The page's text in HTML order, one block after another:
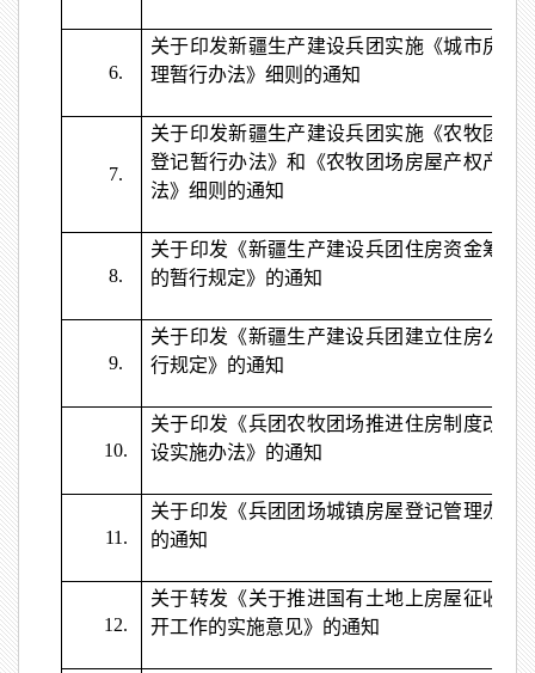
6.
关于印发新疆生产建设兵团实施《城市房屋
理暂行办法》细则的通知
7.
关于印发新疆生产建设兵团实施《农牧团场
登记暂行办法》和《农牧团场房屋产权产籍
法》细则的通知
8.
关于印发《新疆生产建设兵团住房资金筹集
的暂行规定》的通知
9.
关于印发《新疆生产建设兵团建立住房公积
行规定》的通知
10.
关于印发《兵团农牧团场推进住房制度改革
设实施办法》的通知
11.
关于印发《兵团团场城镇房屋登记管理办法
的通知
12.
关于转发《关于推进国有土地上房屋征收与
开工作的实施意见》的通知